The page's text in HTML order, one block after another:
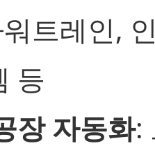
트레인,
등
장 자동화: